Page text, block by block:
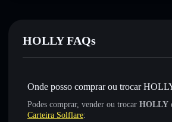
HOLLY FAQs
Onde posso comprar ou trocar
Podes comprar, vender ou trocar HOLLY
Carteira Solflare: